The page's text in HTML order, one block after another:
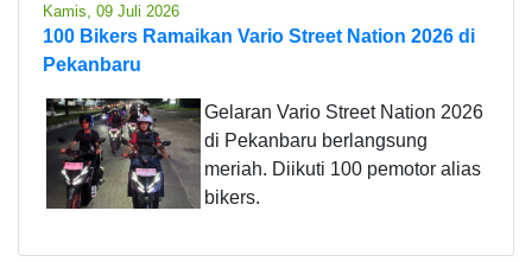
Kamis, 09 Juli 2026
100 Bikers Ramaikan Vario Street Nation 2026 di
Pekanbaru
Gelaran Vario Street Nation 2026
di Pekanbaru berlangsung
meriah. Diikuti 100 pemotor alias
bikers.